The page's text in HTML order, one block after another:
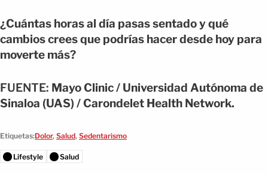
¿Cuántas horas al día pasas sentado y qué
cambios crees que podrías hacer desde hoy para
moverte más?
FUENTE: Mayo Clinic / Universidad Autónoma de
Sinaloa (UAS) / Carondelet Health Network.
Etiquetas:Dolor, Salud, Sedentarismo
Lifestyle Salud